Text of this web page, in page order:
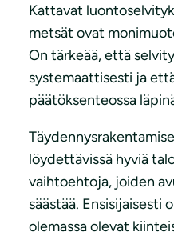
Kattavat
metsät ovat
On tärkeää, että
systemaattisesti ja
päätöksenteossa
löydettävissä hyviä
vaihtoehtoja, joiden
säästää. Ensisijaisesti
olemassa olevat